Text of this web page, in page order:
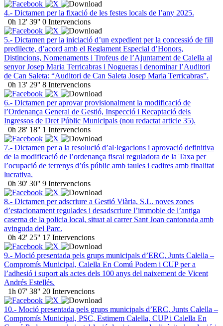
4.- Dictamen per la fixació de les festes locals de l’any 2025.
0h 12' 39'' 0 Intervencions
5.- Dictamen per la iniciació d’un expedient per la concessió de fill
predilecte, d’acord amb el Reglament Especial d’Honors,
Distincions, Nomenaments i Trofeus de l’Ajuntament de Calella al
senyor Josep Maria Terricabras i Nogueras i denominar l’Auditori
de Can Saleta: “Auditori de Can Saleta Josep Maria Terricabras”.
0h 13' 29'' 8 Intervencions
6.- Dictamen per aprovar provisionalment la modificació de
l’Ordenança General de Gestió, Inspecció i Recaptació dels
Ingressos de Dret Públic Municipals (nou redactat article 35).
0h 28' 18'' 1 Intervencions
7.- Dictamen per a la resolució d’al·legacions i aprovació definitiva
de la modificació de l’ordenança fiscal reguladora de la Taxa per
l’ocupació de terrenys d’ús públic amb taules i cadires amb finalitat
lucrativa.
0h 30' 30'' 9 Intervencions
8.- Dictamen per adscriure a Gestió Viària, S.L. noves zones
d’estacionament regulades i desadscriure l’immoble de l’antiga
caserna de la policia local, situat al carrer Sant Joan cantonada amb
avinguda del Parc.
0h 42' 25'' 17 Intervencions
9.- Moció presentada pels grups municipals d’ERC, Junts Calella –
Compromís Municipal, Calella En Comú Podem i CUP per a
l’adhesió i suport als actes dels 100 anys del naixement de Vicent
Andrés Estellés.
1h 07' 38'' 20 Intervencions
10.- Moció presentada pels grups municipals d’ERC, Junts Calella –
Compromís Municipal, PSC, Estimem Calella, CUP i Calella En